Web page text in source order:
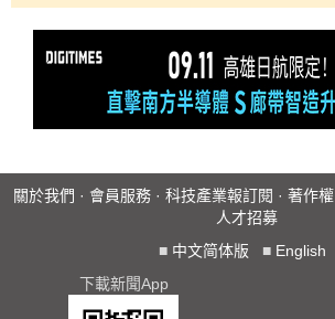
關於我們 · 會員服務 · 科技產業報訂閱 · 著作權
人才招募
■ 中文简体版 ■ English
下載新聞App